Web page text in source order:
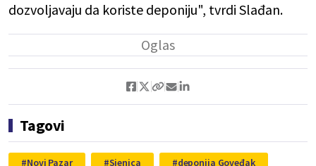
dozvoljavaju da koriste deponiju", tvrdi Slađan.
Tagovi
Novi Pazar Sjenica deponija Goveđak